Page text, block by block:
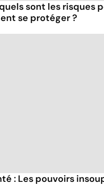
sont les risques
se protéger ?
: Les pouvoirs